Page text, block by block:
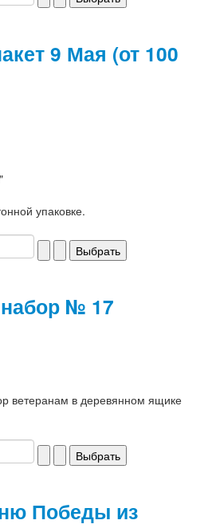
9 Мая (от 100
упаковке.
№ 17
ветеранам в деревянном ящике
Победы из